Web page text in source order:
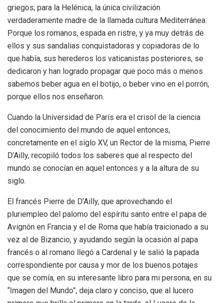
griegos; para la Helénica, la única civilización
verdaderamente madre de la llamada cultura Mediterránea.
Porque los romanos, espada en ristre, y ya muy detrás de
ellos y sus sandalias conquistadoras y copiadoras de lo
que había, sus herederos los vaticanistas posteriores, se
dedicaron y han logrado propagar que poco más o menos
sabemos beber agua en el botijo, o beber vino en el porrón,
porque ellos nos enseñaron.
Cuando la Universidad de París era el crisol de la ciencia
del conocimiento del mundo de aquel entonces,
concretamente en el siglo XV, un Rector de la misma, Pierre
D’Ailly, recopiló todos los saberes que al respecto del
mundo se conocían en aquel entonces y a la altura de su
siglo.
El francés Pierre de D’Ailly, que aprovechando el
pluriempleo del palomo del espíritu santo entre el papa de
Avignón en Francia y el de Roma que había traicionado a su
vez al de Bizancio, y ayudando según la ocasión al papa
francés o al romano llegó a Cardenal y le salió la papada
correspondiente por causa y mor de los buenos potajes
que se comía, en su interesante libro para mi persona, en su
“Imagen del Mundo”, deja claro y conciso, que al lucero